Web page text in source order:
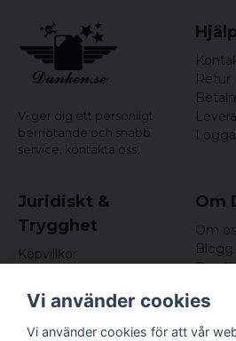
Vi ger dig ett personligt
bemötande och snabb
service, kontakta oss!
Retur
Juridiskt &
Trygghet
Köpvillkor
Om cookies
Om
Om
Blogg
Vi använder cookies
Vi använder cookies för att vår